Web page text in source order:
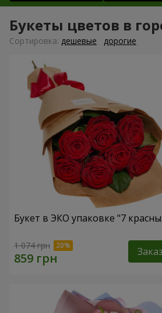
Букеты цветов в
Cортировка: дешевые дорогие
Букет в ЭКО упаковке "7
1 074 грн